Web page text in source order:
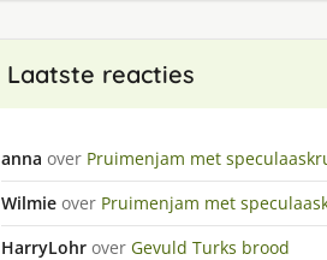
Laatste reacties
anna over Pruimenjam met
Wilmie over Pruimenjam met
HarryLohr over Gevuld Turks brood